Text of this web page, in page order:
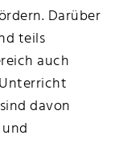
Darüber
teils
auch
davon